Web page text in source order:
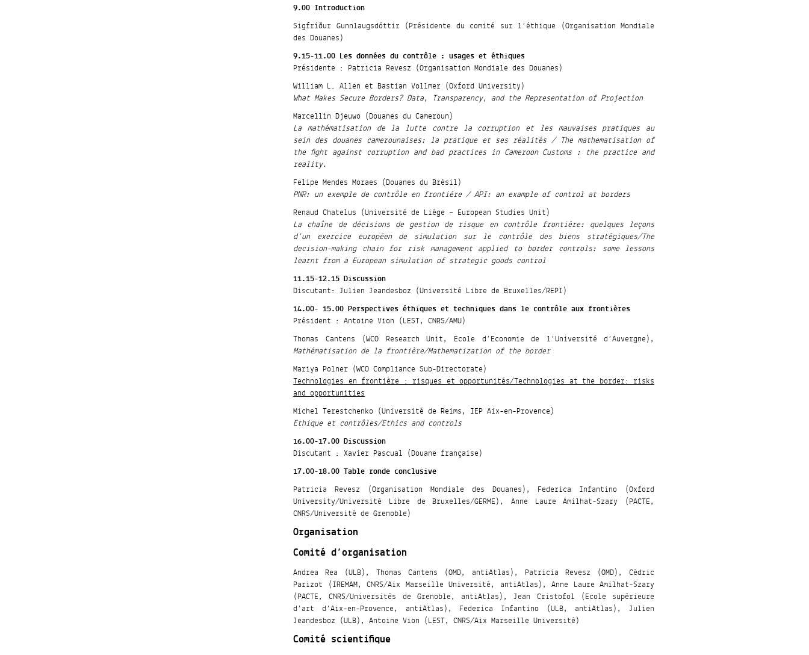
9.00 Introduction
Sigfríður Gunnlaugsdóttir (Présidente du comité sur l’éthique (Organisation Mondiale
des Douanes)
9.15-11.00 Les données du contrôle : usages et éthiques
Présidente : Patricia Revesz (Organisation Mondiale des Douanes)
William L. Allen et Bastian Vollmer (Oxford University)
What Makes Secure Borders? Data, Transparency, and the Representation of Projection
Marcellin Djeuwo (Douanes du Cameroun)
La mathématisation de la lutte contre la corruption et les mauvaises pratiques au
sein des douanes camerounaises: la pratique et ses réalités / The mathematisation of
the fight against corruption and bad practices in Cameroon Customs : the practice and
reality.
Felipe Mendes Moraes (Douanes du Brésil)
PNR: un exemple de contrôle en frontière / API: an example of control at borders
Renaud Chatelus (Université de Liège – European Studies Unit)
La chaîne de décisions de gestion de risque en contrôle frontière: quelques leçons
d’un exercice européen de simulation sur le contrôle des biens stratégiques/The
decision-making chain for risk management applied to border controls: some lessons
learnt from a European simulation of strategic goods control
11.15-12.15 Discussion
Discutant: Julien Jeandesboz (Université Libre de Bruxelles/REPI)
14.00- 15.00 Perspectives éthiques et techniques dans le contrôle aux frontières
Président : Antoine Vion (LEST, CNRS/AMU)
Thomas Cantens (WCO Research Unit, Ecole d’Economie de l’Université d’Auvergne),
Mathématisation de la frontière/Mathematization of the border
Mariya Polner (WCO Compliance Sub-Directorate)
Technologies en frontière : risques et opportunités/Technologies at the border: risks
and opportunities
Michel Terestchenko (Université de Reims, IEP Aix-en-Provence)
Ethique et contrôles/Ethics and controls
16.00-17.00 Discussion
Discutant : Xavier Pascual (Douane française)
17.00-18.00 Table ronde conclusive
Patricia Revesz (Organisation Mondiale des Douanes), Federica Infantino (Oxford
University/Université Libre de Bruxelles/GERME), Anne Laure Amilhat-Szary (PACTE,
CNRS/Université de Grenoble)
Organisation
Comité d’organisation
Andrea Rea (ULB), Thomas Cantens (OMD, antiAtlas), Patricia Revesz (OMD), Cédric
Parizot (IREMAM, CNRS/Aix Marseille Université, antiAtlas), Anne Laure Amilhat-Szary
(PACTE, CNRS/Universités de Grenoble, antiAtlas), Jean Cristofol (Ecole supérieure
d’art d’Aix-en-Provence, antiAtlas), Federica Infantino (ULB, antiAtlas), Julien
Jeandesboz (ULB), Antoine Vion (LEST, CNRS/Aix Marseille Université)
Comité scientifique